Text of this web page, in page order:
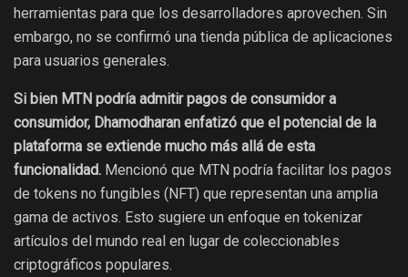
herramientas para que los desarrolladores aprovechen. Sin
embargo, no se confirmó una tienda pública de aplicaciones
para usuarios generales.
Si bien MTN podría admitir pagos de consumidor a
consumidor, Dhamodharan enfatizó que el potencial de la
plataforma se extiende mucho más allá de esta
funcionalidad. Mencionó que MTN podría facilitar los pagos
de tokens no fungibles (NFT) que representan una amplia
gama de activos. Esto sugiere un enfoque en tokenizar
artículos del mundo real en lugar de coleccionables
criptográficos populares.